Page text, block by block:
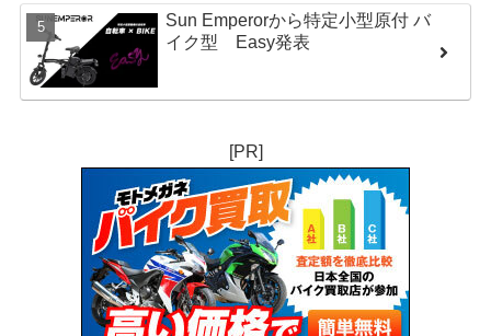
Sun Emperorから特定小型原付 バ
イク型 Easy発表
[PR]